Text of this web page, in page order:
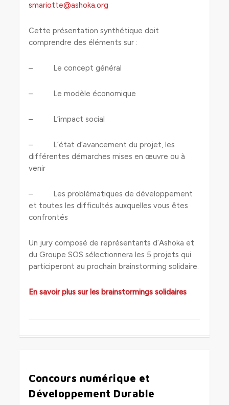
smariotte@ashoka.org
Cette présentation synthétique doit
comprendre des éléments sur :
– Le concept général
– Le modèle économique
– L’impact social
– L’état d’avancement du projet, les
différentes démarches mises en œuvre ou à
venir
– Les problématiques de développement
et toutes les difficultés auxquelles vous êtes
confrontés
Un jury composé de représentants d’Ashoka et
du Groupe SOS sélectionnera les 5 projets qui
participeront au prochain brainstorming solidaire.
En savoir plus sur les brainstormings solidaires
Concours numérique et
Développement Durable